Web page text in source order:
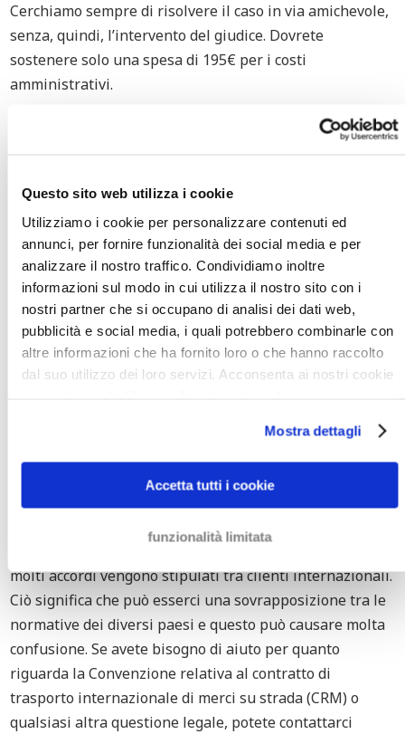
Questo sito web utilizza i cookie
Utilizziamo i cookie per personalizzare contenuti ed
annunci, per fornire funzionalità dei social media e per
analizzare il nostro traffico. Condividiamo inoltre
informazioni sul modo in cui utilizza il nostro sito con i
nostri partner che si occupano di analisi dei dati web,
pubblicità e social media, i quali potrebbero combinarle con
altre informazioni che ha fornito loro o che hanno raccolto
dal suo utilizzo dei loro servizi. Acconsenta ai nostri cookie
Mostra dettagli
Accetta tutti i cookie
funzionalità limitata
Cerchiamo sempre di risolvere il caso in via amichevole,
senza, quindi, l’intervento delgiudice. Dovrete
sosteneresolo una spesa di 195€ per icosti
amministrativi.
Se poi dovesse essere necessario avviare azioni legali, vi
aiuteremo a controllare la solvibilità aziendale del
Dopodiché, valuteremo i costi insieme a voi ed
inizieremo a lavorare al caso solo dopo aver ricevuto il
vostro consenso.
RECUPERO CREDITI
INTERNAZIONALI NEL SETTORE
DEI TRASPORTI
i conti con una fattura non pagata. Fortunatamente, il
modo che il debitore paghi.I nostri avvocati
infatti conoscenza ed esperienza nel recupero
nel settore dei trasporti , sia nazionale che
molti accordi vengono stipulati tra clienti internazionali.
Ciò significa che può esserci una sovrapposizione tra le
normative dei diversi paesi e questo può causare molta
confusione. Se avete bisogno di aiuto per quanto
riguarda la Convenzione relativa al contratto di
trasporto internazionale di merci su strada(CRM) o
qualsiasi altra questione legale, potete contattarci